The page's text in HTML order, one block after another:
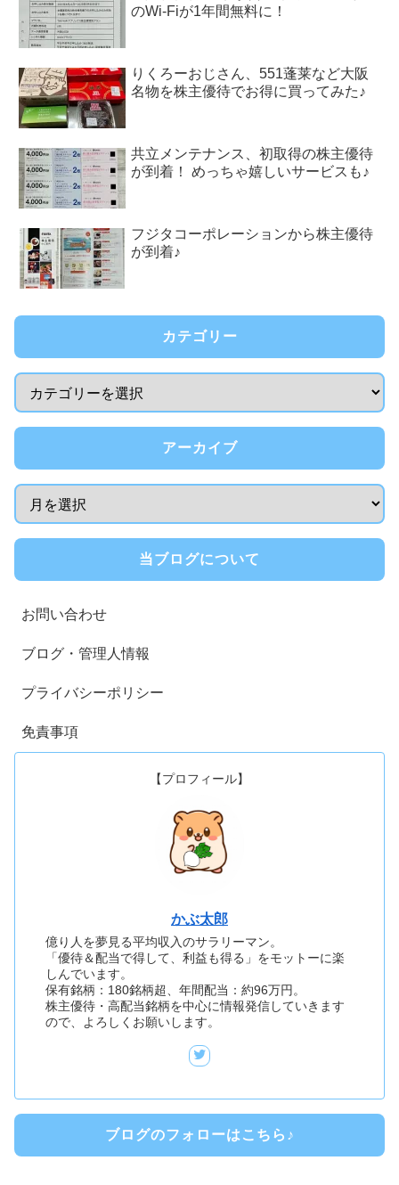
のWi-Fiが1年間無料に！
りくろーおじさん、551蓬莱など大阪
名物を株主優待でお得に買ってみた♪
共立メンテナンス、初取得の株主優待
が到着！ めっちゃ嬉しいサービスも♪
フジタコーポレーションから株主優待
が到着♪
カテゴリー
アーカイブ
当ブログについて
お問い合わせ
ブログ・管理人情報
プライバシーポリシー
免責事項
【プロフィール】
かぶ太郎
億り人を夢見る平均収入のサラリーマン。
「優待＆配当で得して、利益も得る」をモットーに楽
しんでいます。
保有銘柄：180銘柄超、年間配当：約96万円。
株主優待・高配当銘柄を中心に情報発信していきます
ので、よろしくお願いします。
ブログのフォローはこちら♪